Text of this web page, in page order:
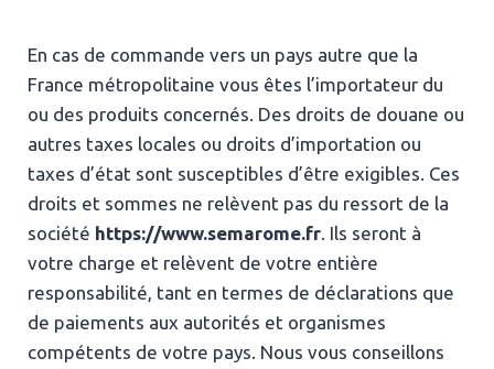
En cas de commande vers un pays autre que la
France métropolitaine vous êtes l’importateur du
ou des produits concernés. Des droits de douane ou
autres taxes locales ou droits d’importation ou
taxes d’état sont susceptibles d’être exigibles. Ces
droits et sommes ne relèvent pas du ressort de la
société https://www.semarome.fr . Ils seront à
votre charge et relèvent de votre entière
responsabilité, tant en termes de déclarations que
de paiements aux autorités et organismes
compétents de votre pays. Nous vous conseillons